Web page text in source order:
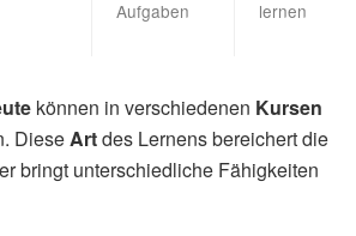
Aufgaben
lernen
können in verschiedenen Kursen
DieseArtdes Lernens bereichert die
bringt unterschiedliche Fähigkeiten